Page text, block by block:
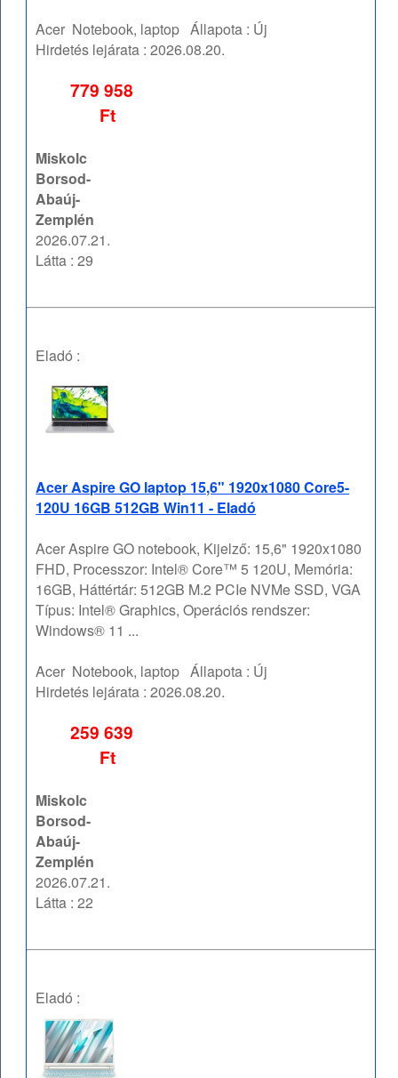
Acer Notebook, laptop Állapota : Új
Hirdetés lejárata :2026.08.20.
779 958
Ft
Miskolc
Borsod-
Abaúj-
Zemplén
2026.07.21.
Látta : 29
Eladó :
Acer Aspire GO laptop 15,6" 1920x1080 Core5-
120U 16GB 512GB Win11 - Eladó
Acer Aspire GO notebook, Kijelző: 15,6" 1920x1080
FHD, Processzor: Intel® Core™ 5 120U, Memória:
16GB, Háttértár: 512GB M.2 PCIe NVMe SSD, VGA
Típus: Intel® Graphics, Operációs rendszer:
Windows® 11 ...
Acer Notebook, laptop Állapota : Új
Hirdetés lejárata :2026.08.20.
259 639
Ft
Miskolc
Borsod-
Abaúj-
Zemplén
2026.07.21.
Látta : 22
Eladó :